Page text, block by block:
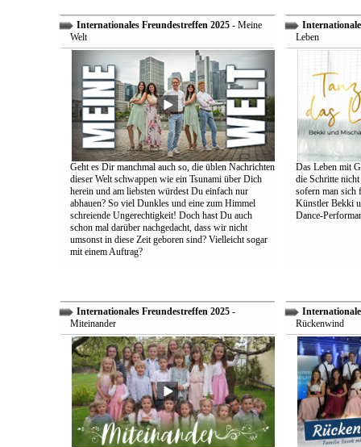
Internationales Freundestreffen 2025- Meine
Welt
Geht es Dir manchmal auch so, die üblen Nachrichten
dieser Welt schwappen wie ein Tsunami über Dich
herein und am liebsten würdest Du einfach nur
abhauen? So viel Dunkles und eine zum Himmel
schreiende Ungerechtigkeit! Doch hast Du auch
schon mal darüber nachgedacht, dass wir nicht
umsonst in diese Zeit geboren sind? Vielleicht sogar
mit einem Auftrag?
Leben
Das Leben mit
die Schritte
sofern man sich
Künstler Bekki
Dance-
Internationales Freundestreffen 2025-
Miteinander
Rückenwind